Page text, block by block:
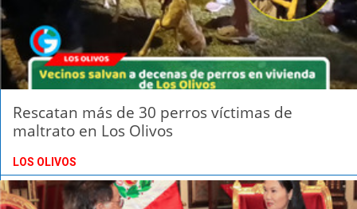
Rescatan más de 30 perros víctimas de
maltrato en Los Olivos
LOS OLIVOS